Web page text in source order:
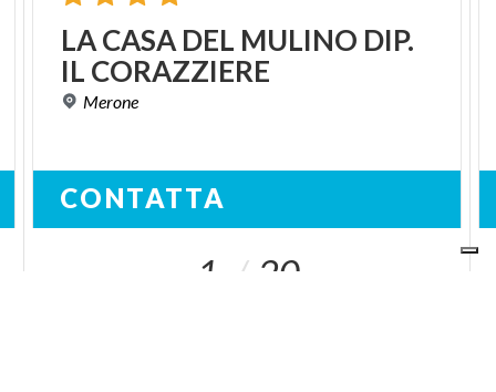
LACASA DEL MULINO DIP.
IL CORAZZIERE
Merone
CONTATTA
1 20